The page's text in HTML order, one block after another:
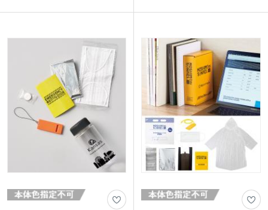
っても中身が濡れないのがポイントで
ンの販促品にいかがでしょうか。
サイズなので、自分でカスタマイズして
サコッシュの中にはアルミシート・携帯
簡易トイレ・圧縮タオル・ポリ袋・災害
伝言ダイヤル情報などが記載されている
防災ブックが入ってます。防災の意識を
広げるキャンペーンでの配布グッズにい
かがでしょうか。